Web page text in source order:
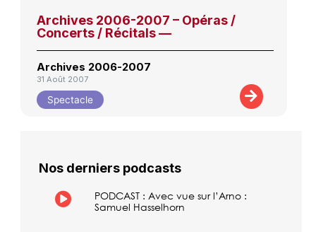
Archives 2006-2007 – Opéras /
Concerts / Récitals —
Archives 2006-2007
31 Août 2007
Spectacle
Nos derniers podcasts
PODCAST : Avec vue sur l’Arno :
Samuel Hasselhorn